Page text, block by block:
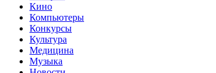
Кино
Компьютеры
Конкурсы
Культура
Медицина
Музыка